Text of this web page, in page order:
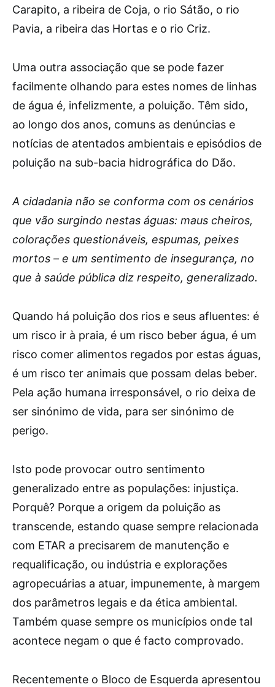
Carapito, a ribeira de Coja, o rio Sátão, o rio
Pavia, a ribeira das Hortas e o rio Criz.
Uma outra associação que se pode fazer
facilmente olhando para estes nomes de linhas
de água é, infelizmente, a poluição. Têm sido,
ao longo dos anos, comuns as denúncias e
notícias de atentados ambientais e episódios de
poluição na sub-bacia hidrográfica do Dão.
A cidadania não se conforma com os cenários
que vão surgindo nestas águas: maus cheiros,
colorações questionáveis, espumas, peixes
mortos – e um sentimento de insegurança, no
que à saúde pública diz respeito, generalizado.
Quando há poluição dos rios e seus afluentes: é
um risco ir à praia, é um risco beber água, é um
risco comer alimentos regados por estas águas,
é um risco ter animais que possam delas beber.
Pela ação humana irresponsável, o rio deixa de
ser sinónimo de vida, para ser sinónimo de
perigo.
Isto pode provocar outro sentimento
generalizado entre as populações: injustiça.
Porquê? Porque a origem da poluição as
transcende, estando quase sempre relacionada
com ETAR a precisarem de manutenção e
requalificação, ou indústria e explorações
agropecuárias a atuar, impunemente, à margem
dos parâmetros legais e da ética ambiental.
Também quase sempre os municípios onde tal
acontece negam o que é facto comprovado.
Recentemente o Bloco de Esquerda apresentou